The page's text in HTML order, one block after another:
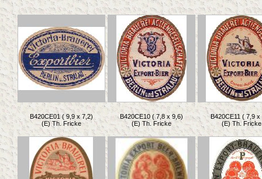
B420CE01 ( 9,9 x 7,2)
(E) Th. Fricke
B420CE10 ( 7,8 x 9,6)
(E) Th. Fricke
B420CE11 ( 7,9 x
(E) Th. Fricke